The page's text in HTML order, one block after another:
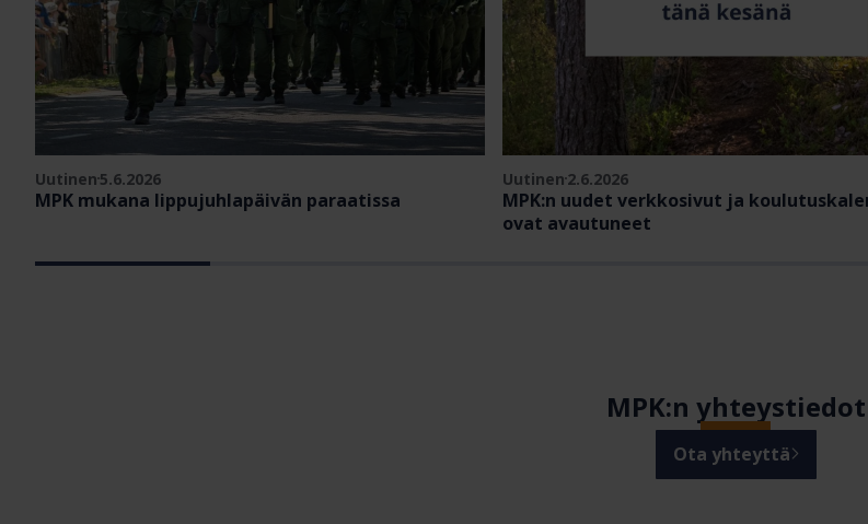
Uutinen 5.6.2026
MPK mukana lippujuhlapäivän paraatissa
Uutinen2.6.2026
MPK:n uudet verkkosivut ja
ovat avautuneet
MPK:n yhteystiedot
Ota yhteyttä